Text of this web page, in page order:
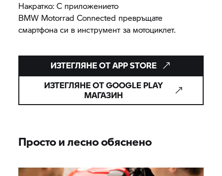
Накратко: С приложението
BMW Motorrad Connected превръщате
смартфона си в инструмент за мотоциклет.
ИЗТЕГЛЯНЕ ОТ APP STORE
ИЗТЕГЛЯНЕ ОТ GOOGLE PLAY
МАГАЗИН
Просто и лесно обяснено